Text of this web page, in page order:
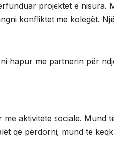
projektet e nisura.
konfliktet me kolegët.
hapur me partnerin për
aktivitete sociale. Mund
që përdorni, mund të